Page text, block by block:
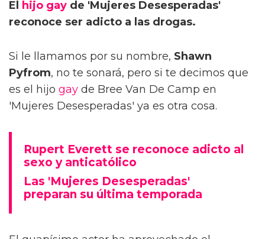
El hijo gay de 'Mujeres Desesperadas'
reconoce ser adicto a las drogas.
Si le llamamos por su nombre, Shawn
Pyfrom, no te sonará, pero si te decimos que
es el hijo gay de Bree Van De Camp en
'Mujeres Desesperadas' ya es otra cosa.
Rupert Everett se reconoce adicto al
sexo y anticatólico
Las 'Mujeres Desesperadas'
preparan su última temporada